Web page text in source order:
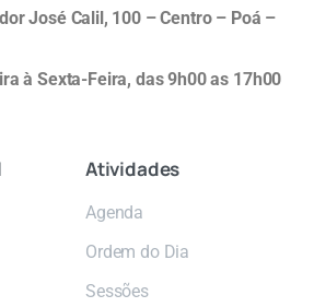
José Calil, 100 – Centro – Poá –
à Sexta-Feira, das 9h00 as 17h00
Atividades
Agenda
Ordem do Dia
Sessões